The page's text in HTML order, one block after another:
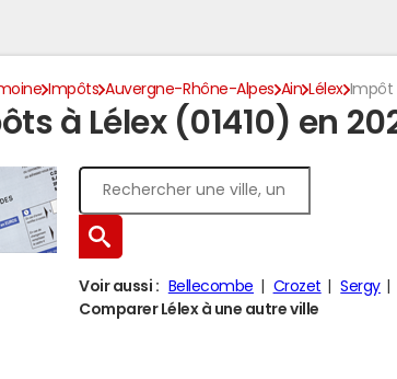
Impôts Auvergne-Rhône-Alpes Ain Lélex Impôt
à Lélex (01410) en
Voir aussi : Bellecombe Crozet Sergy
Comparer Lélex à une autre ville